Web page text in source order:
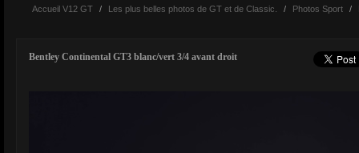
Accueil V12 GT / Les plus belles photos de GT et de Classic. / Photos Sport /
Bentley Continental GT3 blanc/vert 3/4 avant droit